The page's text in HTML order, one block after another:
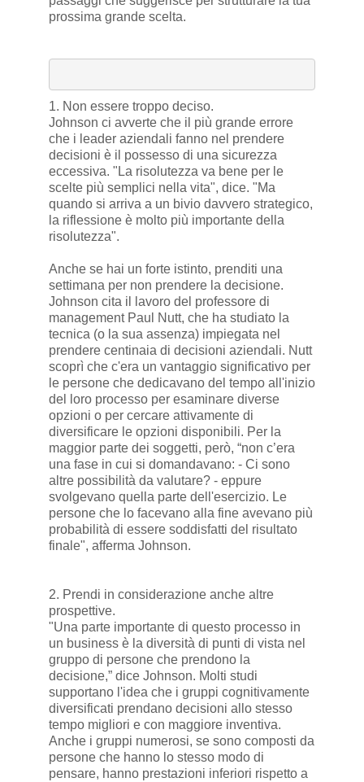
prossima grande scelta.
1. Non essere troppo deciso.
Johnson ci avverte che il più grande errore
che i leader aziendali fanno nel prendere
decisioni è il possesso di una sicurezza
eccessiva. "La risolutezza va bene per le
scelte più semplici nella vita", dice. "Ma
quando si arriva a un bivio davvero strategico,
la riflessione è molto più importante della
risolutezza".
Anche se hai un forte istinto, prenditi una
settimana per non prendere la decisione.
Johnson cita il lavoro del professore di
management Paul Nutt, che ha studiato la
tecnica (o la sua assenza) impiegata nel
prendere centinaia di decisioni aziendali. Nutt
scoprì che c'era un vantaggio significativo per
le persone che dedicavano del tempo all'inizio
del loro processo per esaminare diverse
opzioni o per cercare attivamente di
diversificare le opzioni disponibili. Per la
maggior parte dei soggetti, però, “non c’era
una fase in cui si domandavano: - Ci sono
altre possibilità da valutare? - eppure
svolgevano quella parte dell'esercizio. Le
persone che lo facevano alla fine avevano più
probabilità di essere soddisfatti del risultato
finale", afferma Johnson.
2. Prendi in considerazione anche altre
prospettive.
"Una parte importante di questo processo in
un business è la diversità di punti di vista nel
gruppo di persone che prendono la
decisione,” dice Johnson. Molti studi
supportano l'idea che i gruppi cognitivamente
diversificati prendano decisioni allo stesso
tempo migliori e con maggiore inventiva.
Anche i gruppi numerosi, se sono composti da
persone che hanno lo stesso modo di
pensare, hanno prestazioni inferiori rispetto a